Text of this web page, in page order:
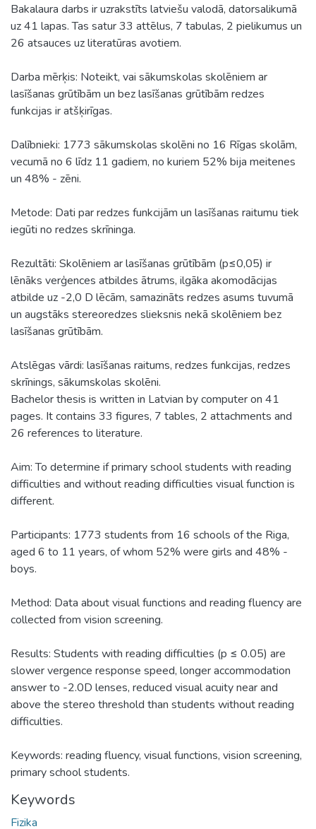
Bakalaura darbs ir uzrakstīts latviešu valodā, datorsalikumā
uz 41 lapas. Tas satur 33 attēlus, 7 tabulas, 2 pielikumus un
26 atsauces uz literatūras avotiem.
Darba mērķis: Noteikt, vai sākumskolas skolēniem ar
lasīšanas grūtībām un bez lasīšanas grūtībām redzes
funkcijas ir atšķirīgas.
Dalībnieki: 1773 sākumskolas skolēni no 16 Rīgas skolām,
vecumā no 6 līdz 11 gadiem, no kuriem 52% bija meitenes
un 48% - zēni.
Metode: Dati par redzes funkcijām un lasīšanas raitumu tiek
iegūti no redzes skrīninga.
Rezultāti: Skolēniem ar lasīšanas grūtībām (p≤0,05) ir
lēnāks verģences atbildes ātrums, ilgāka akomodācijas
atbilde uz -2,0 D lēcām, samazināts redzes asums tuvumā
un augstāks stereoredzes slieksnis nekā skolēniem bez
lasīšanas grūtībām.
Atslēgas vārdi: lasīšanas raitums, redzes funkcijas, redzes
skrīnings, sākumskolas skolēni.
Bachelor thesis is written in Latvian by computer on 41
pages. It contains 33 figures, 7 tables, 2 attachments and
26 references to literature.
Aim: To determine if primary school students with reading
difficulties and without reading difficulties visual function is
different.
Participants: 1773 students from 16 schools of the Riga,
aged 6 to 11 years, of whom 52% were girls and 48% -
boys.
Method: Data about visual functions and reading fluency are
collected from vision screening.
Results: Students with reading difficulties (p ≤ 0.05) are
slower vergence response speed, longer accommodation
answer to -2.0D lenses, reduced visual acuity near and
above the stereo threshold than students without reading
difficulties.
Keywords: reading fluency, visual functions, vision screening,
primary school students.
Keywords
Fizika